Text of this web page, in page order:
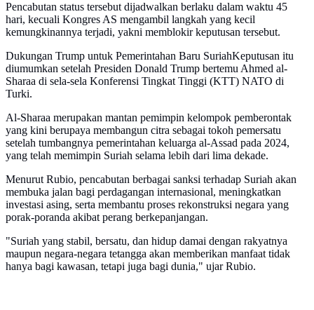
Pencabutan status tersebut dijadwalkan berlaku dalam waktu 45
hari, kecuali Kongres AS mengambil langkah yang kecil
kemungkinannya terjadi, yakni memblokir keputusan tersebut.
Dukungan Trump untuk Pemerintahan Baru SuriahKeputusan itu
diumumkan setelah Presiden Donald Trump bertemu Ahmed al-
Sharaa di sela-sela Konferensi Tingkat Tinggi (KTT) NATO di
Turki.
Al-Sharaa merupakan mantan pemimpin kelompok pemberontak
yang kini berupaya membangun citra sebagai tokoh pemersatu
setelah tumbangnya pemerintahan keluarga al-Assad pada 2024,
yang telah memimpin Suriah selama lebih dari lima dekade.
Menurut Rubio, pencabutan berbagai sanksi terhadap Suriah akan
membuka jalan bagi perdagangan internasional, meningkatkan
investasi asing, serta membantu proses rekonstruksi negara yang
porak-poranda akibat perang berkepanjangan.
"Suriah yang stabil, bersatu, dan hidup damai dengan rakyatnya
maupun negara-negara tetangga akan memberikan manfaat tidak
hanya bagi kawasan, tetapi juga bagi dunia," ujar Rubio.